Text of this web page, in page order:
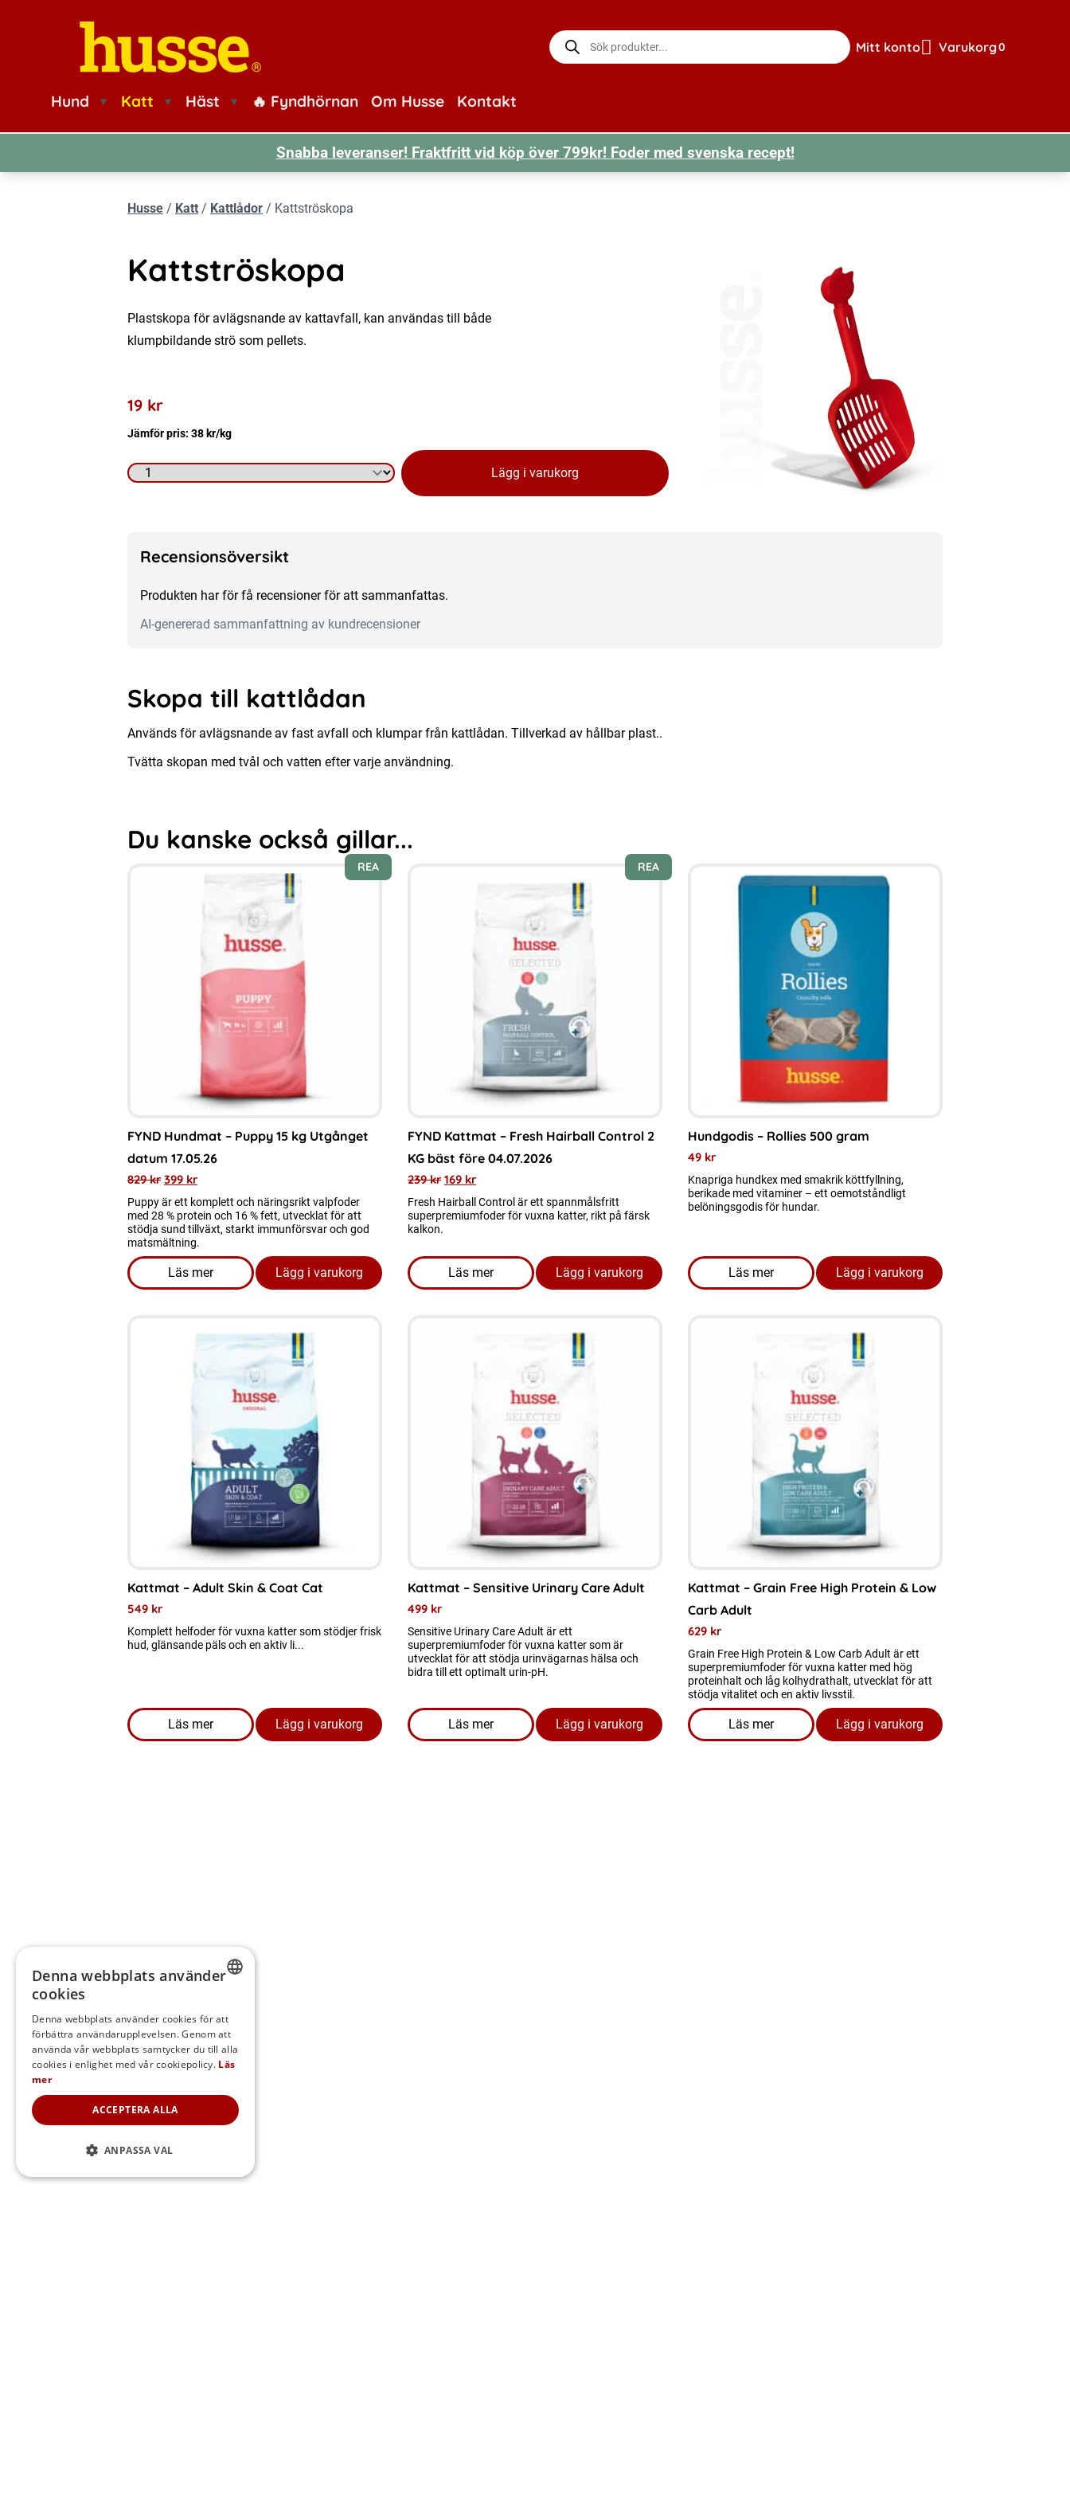
Husse logotyp
Produktsökning
Gå till sidan för mitt konto
Mitt konto
Visa din
Varukorg0
Hund Katt Häst 🔥 Fyndhörnan Om Husse Kontakt
Snabba leveranser! Fraktfritt vid köp över 799kr! Foder med svenska recept!
Husse / Katt / Kattlådor / Kattströskopa
Kattströskopa
Plastskopa för avlägsnande av kattavfall, kan användas till både
klumpbildande strö som pellets.
19 kr
Jämför pris: 38 kr/kg
Kattströskopa
Lägg i varukorg
Recensionsöversikt
Produkten har för få recensioner för att sammanfattas.
AI-genererad sammanfattning av kundrecensioner
Skopa till kattlådan
Används för avlägsnande av fast avfall och klumpar från kattlådan. Tillverkad av hållbar plast..
Tvätta skopan med tvål och vatten efter varje användning.
Du kanske också gillar...
REA
FYND Hundmat – Puppy 15 kg Utgånget
datum 17.05.26
829kr 399 kr
Puppy är ett komplett och näringsrikt valpfoder
med 28 % protein och 16 % fett, utvecklat för att
stödja sund tillväxt, starkt immunförsvar och god
matsmältning.
Läs mer
om produkten FYND Hundmat - Puppy 15 kg Utgånget datum 17.05.26
Lägg i varukorg
REA
FYND Kattmat – Fresh Hairball Control 2
KG bäst före 04.07.2026
239kr 169 kr
Fresh Hairball Control är ett spannmålsfritt
superpremiumfoder för vuxna katter, rikt på färsk
kalkon.
Läs mer
om produkten FYND Kattmat - Fresh Hairball Control 2 KG bäst före 04.07.2026
Lägg i varukorg
Hundgodis – Rollies 500 gram
49 kr
Knapriga hundkex med smakrik köttfyllning,
berikade med vitaminer – ett oemotståndligt
belöningsgodis för hundar.
Läs mer
om produkten Hundgodis - Rollies 500 gram
Lägg i varukorg
Kattmat – Adult Skin & Coat Cat
549 kr
Komplett helfoder för vuxna katter som stödjer frisk
hud, glänsande päls och en aktiv li...
Läs mer
om produkten Kattmat - Adult Skin & Coat Cat
Lägg i varukorg
alternativen
produktsidan
Kattmat – Sensitive Urinary Care Adult
499 kr
Sensitive Urinary Care Adult är ett
superpremiumfoder för vuxna katter som är
utvecklat för att stödja urinvägarnas hälsa och
bidra till ett optimalt urin-pH.
Läs mer
om produkten Kattmat - Sensitive Urinary Care Adult
Lägg i varukorg
produktsidan
Kattmat – Grain Free High Protein & Low
Carb Adult
629 kr
Grain Free High Protein & Low Carb Adult är ett
superpremiumfoder för vuxna katter med hög
proteinhalt och låg kolhydrathalt, utvecklat för att
stödja vitalitet och en aktiv livsstil.
Läs mer
om produkten Kattmat - Grain Free High Protein & Low
Lägg i varukorg
produktsidan
FINNISH
DANISH
Denna webbplats använder
cookies
Denna webbplats använder cookies för att
förbättra användarupplevelsen. Genom att
använda vår webbplats samtycker du till alla
cookies i enlighet med vår cookiepolicy. Läs
mer
ACCEPTERA ALLA
ANPASSA VAL